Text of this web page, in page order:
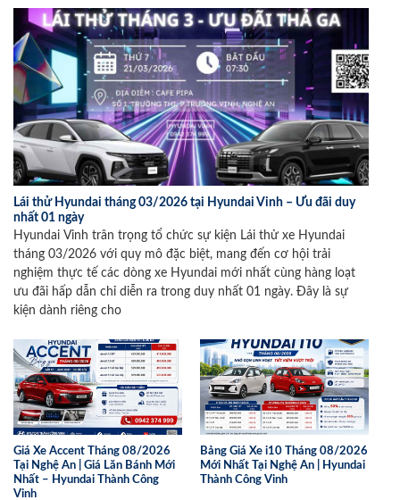
Lái thử Hyundai tháng 03/2026 tại Hyundai Vinh – Ưu đãi duy
nhất 01 ngày
Hyundai Vinh trân trọng tổ chức sự kiện Lái thử xe Hyundai
tháng 03/2026 với quy mô đặc biệt, mang đến cơ hội trải
nghiệm thực tế các dòng xe Hyundai mới nhất cùng hàng loạt
ưu đãi hấp dẫn chỉ diễn ra trong duy nhất 01 ngày. Đây là sự
kiện dành riêng cho
Giá Xe Accent Tháng 08/2026
Tại Nghệ An | Giá Lăn Bánh Mới
Nhất – Hyundai Thành Công
Vinh
Bảng Giá Xe i10 Tháng 08/2026
Mới Nhất Tại Nghệ An | Hyundai
Thành Công Vinh